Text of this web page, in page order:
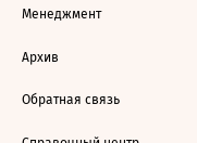
Менеджмент
Архив
Обратная связь